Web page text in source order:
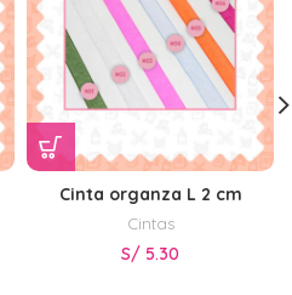
Cinta organza L 2 cm
Cintas
S/ 5.30